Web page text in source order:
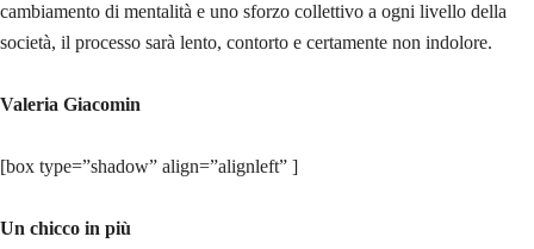
cambiamento di mentalità e uno sforzo collettivo a ogni livello della
società, il processo sarà lento, contorto e certamente non indolore.
Valeria Giacomin
[box type=”shadow” align=”alignleft” ]
Un chicco in più